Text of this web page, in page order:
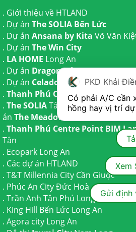
. Giới thiệu về HTLAND
. Dự án The SOLIA Bến Lức
. Dự án Ansana by Kita Võ Văn
. Dự án The Win City
. LA HOME Long An
. Dự án Dragon Eden Long An
. Dự án Celadon City
Tân Phú
. Thanh Phú Centre PointBến Lức
. The SOLIATây Ninh | Dự ánThe
án The Meadow
. Thanh Phú Centre Point BIM
Tân
. Ecopark Long An
. Các dự án HTLAND
. T&T Millennia City Cần Giuộc
. Phúc An CityĐức Hoà
. Trần Anh Tân Phú Long An
. King Hill Bến Lức Long An
. Agora city Long An
PKD Khải
Có phải A/C cần
hồng hay vị trí dự
Xem
Gửi định